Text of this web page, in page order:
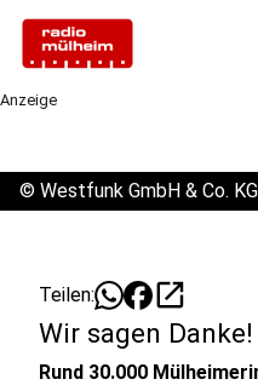
Anzeige
© Westfunk GmbH & Co. KG
Teilen: open_in_new
Wir sagen Danke!
Rund 30.000